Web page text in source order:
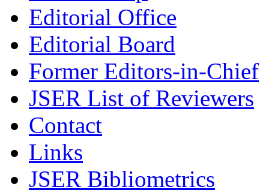
Editorial Office
Editorial Board
Former Editors-in-Chief
JSER List of Reviewers
Contact
Links
JSER Bibliometrics